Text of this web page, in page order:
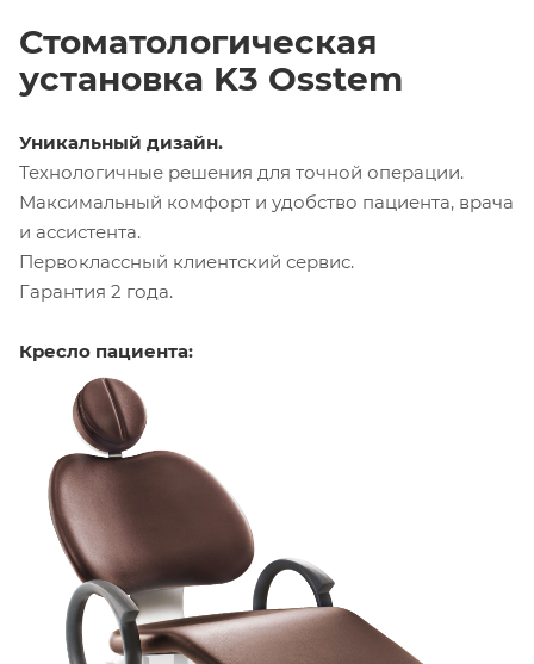
Стоматологическая
установка K3 Osstem
Уникальный дизайн.
Технологичные решения для точной операции.
Максимальный комфорт и удобство пациента, врача
и ассистента.
Первоклассный клиентский сервис.
Гарантия 2 года.
Кресло пациента: